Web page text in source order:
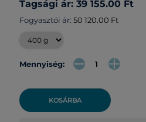
Tagsági ár: 39 155.00 Ft
Fogyasztói ár: 50 120.00 Ft
Mennyiség:
KOSÁRBA